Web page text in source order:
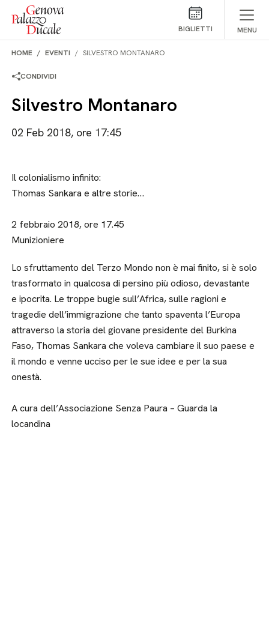
Salta al contenuto
BIGLIETTI MENU
HOME EVENTI SILVESTRO MONTANARO
CONDIVIDI
Silvestro Montanaro
02 Feb 2018, ore 17:45
Il colonialismo infinito:
Thomas Sankara e altre storie…
2 febbraio 2018, ore 17.45
Munizioniere
Lo sfruttamento del Terzo Mondo non è mai finito, si è solo
trasformato in qualcosa di persino più odioso, devastante
e ipocrita. Le troppe bugie sull’Africa, sulle ragioni e
tragedie dell’immigrazione che tanto spaventa l’Europa
attraverso la storia del giovane presidente del Burkina
Faso, Thomas Sankara che voleva cambiare il suo paese e
il mondo e venne ucciso per le sue idee e per la sua
onestà.
A cura dell’Associazione Senza Paura – Guarda la
locandina